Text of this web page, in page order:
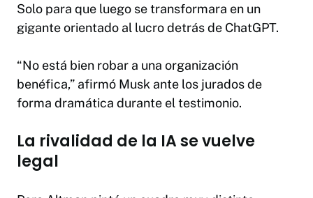
Solo para que luego se transformara en un
gigante orientado al lucro detrás de ChatGPT.
“No está bien robar a una organización
benéfica,” afirmó Musk ante los jurados de
forma dramática durante el testimonio.
La rivalidad de la IA se vuelve
legal